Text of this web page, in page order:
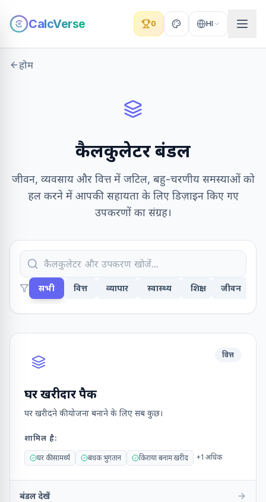
CalcVerse 0 HI
होम
कैलकुलेटर बंडल
जीवन, व्यवसाय और वित्त में जटिल, बहु-चरणीय समस्याओं को
हल करने में आपकी सहायता के लिए डिज़ाइन किए गए
उपकरणों का संग्रह।
सभी वित्त व्यापार स्वास्थ्य शिक्षा जीवन
वित्त
घर खरीदार पैक
घर खरीदने की योजना बनाने के लिए सब कुछ।
शामिल है:
घर की सामर्थ्य बंधक भुगतान किराया बनाम खरीद +1 अधिक
बंडल देखें